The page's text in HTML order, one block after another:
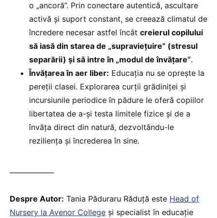
o „ancoră”. Prin conectare autentică, ascultare
activă și suport constant, se creează climatul de
încredere necesar astfel încât creierul copilului
să iasă din starea de „supraviețuire” (stresul
separării) și să intre în „modul de învățare”.
Învățarea în aer liber: Educația nu se oprește la
pereții clasei. Explorarea curții grădiniței și
incursiunile periodice în pădure le oferă copiilor
libertatea de a-și testa limitele fizice și de a
învăța direct din natură, dezvoltându-le
reziliența și încrederea în sine.
Despre Autor: Tania Păduraru Răduță este Head of
Nursery la Avenor College și specialist în educație